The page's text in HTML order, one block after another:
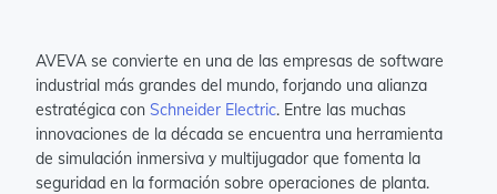
AVEVA se convierte en una de las empresas de software
industrial más grandes del mundo, forjando una alianza
estratégica con Schneider Electric. Entre las muchas
innovaciones de la década se encuentra una herramienta
de simulación inmersiva y multijugador que fomenta la
seguridad en la formación sobre operaciones de planta.